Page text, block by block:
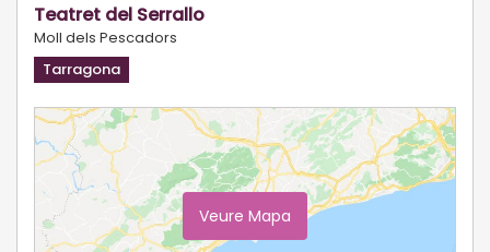
Teatret del Serrallo
Moll dels Pescadors
Tarragona
Veure Mapa